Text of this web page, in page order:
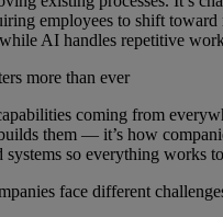
employees to shift toward
AI handles repetitive
more than ever
coming from
them — it’s how
so everything works
face different